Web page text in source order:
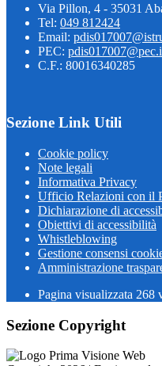
Via Pillon, 4 - 35031
Tel: 049 812424
Email:
PEC:
C.F.: 80016340285
Sezione Link Utili
Cookie policy
Note legali
Informativa Privacy
Ufficio Relazioni con il
Dichiarazione di
Obiettivi di accessibilità
Whistleblowing
Gestione consensi
Amministrazione
Pagina visualizzata 268
Sezione Copyright